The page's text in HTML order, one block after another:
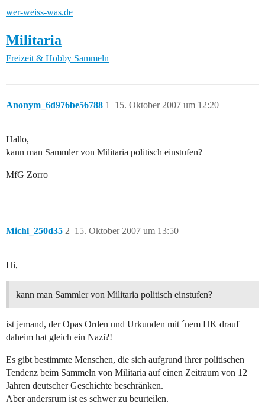
wer-weiss-was.de
Militaria
Freizeit & Hobby Sammeln
Anonym_6d976be56788 15. Oktober 2007 um 12:20
1
Hallo,
kann man Sammler von Militaria politisch einstufen?
MfG Zorro
Michl_250d35 15. Oktober 2007 um 13:50
2
Hi,
kann man Sammler von Militaria politisch einstufen?
ist jemand, der Opas Orden und Urkunden mit ´nem HK drauf
daheim hat gleich ein Nazi?!
Es gibt bestimmte Menschen, die sich aufgrund ihrer politischen
Tendenz beim Sammeln von Militaria auf einen Zeitraum von 12
Jahren deutscher Geschichte beschränken.
Aber andersrum ist es schwer zu beurteilen.